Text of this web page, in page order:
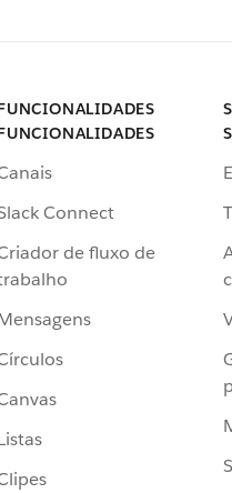
Connect
de fluxo de